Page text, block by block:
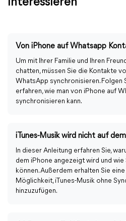
interessieren
Um mit Ihrer Familie und Ihren
chatten, müssen Sie die Kontakte
WhatsApp synchronisieren. Folgen
erfahren, wie man von iPhone auf
synchronisieren kann.
iTunes-Musik wird nicht auf
In dieser Anleitung erfahren Sie,
dem iPhone angezeigt wird und
können. Außerdem erhalten Sie
Möglichkeit, iTunes-Musik ohne
hinzuzufügen.